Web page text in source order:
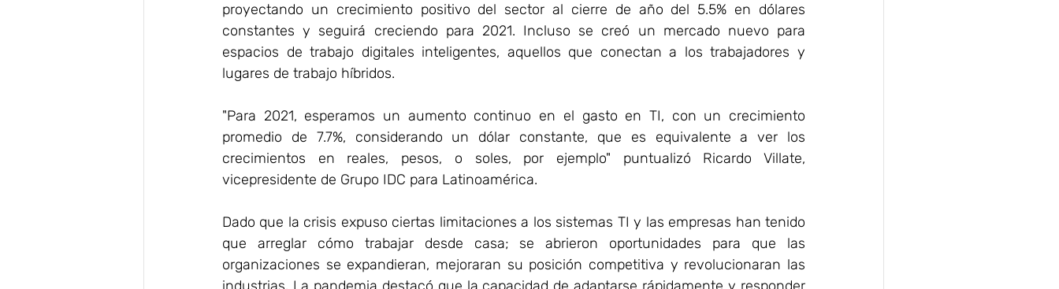
proyectando un crecimiento positivo del sector al cierre de año del 5.5% en dólares
constantes y seguirá creciendo para 2021. Incluso se creó un mercado nuevo para
espacios de trabajo digitales inteligentes, aquellos que conectan a los trabajadores y
lugares de trabajo híbridos.
"Para 2021, esperamos un aumento continuo en el gasto en TI, con un crecimiento
promedio de 7.7%, considerando un dólar constante, que es equivalente a ver los
crecimientos en reales, pesos, o soles, por ejemplo" puntualizó Ricardo Villate,
vicepresidente de Grupo IDC para Latinoamérica.
Dado que la crisis expuso ciertas limitaciones a los sistemas TI y las empresas han tenido
que arreglar cómo trabajar desde casa; se abrieron oportunidades para que las
organizaciones se expandieran, mejoraran su posición competitiva y revolucionaran las